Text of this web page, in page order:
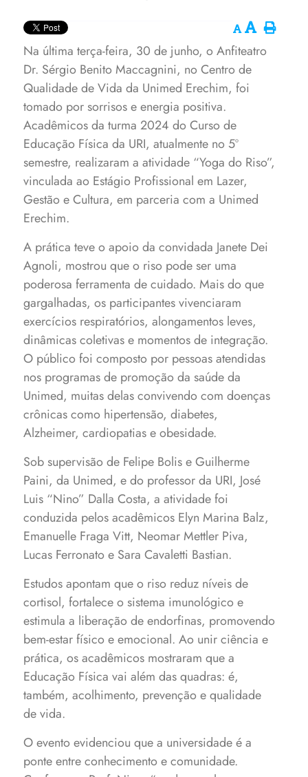
Na última terça-feira, 30 de junho, o Anfiteatro
Dr. Sérgio Benito Maccagnini, no Centro de
Qualidade de Vida da Unimed Erechim, foi
tomado por sorrisos e energia positiva.
Acadêmicos da turma 2024 do Curso de
Educação Física da URI, atualmente no 5º
semestre, realizaram a atividade “Yoga do Riso”,
vinculada ao Estágio Profissional em Lazer,
Gestão e Cultura, em parceria com a Unimed
Erechim.
A prática teve o apoio da convidada Janete Dei
Agnoli, mostrou que o riso pode ser uma
poderosa ferramenta de cuidado. Mais do que
gargalhadas, os participantes vivenciaram
exercícios respiratórios, alongamentos leves,
dinâmicas coletivas e momentos de integração.
O público foi composto por pessoas atendidas
nos programas de promoção da saúde da
Unimed, muitas delas convivendo com doenças
crônicas como hipertensão, diabetes,
Alzheimer, cardiopatias e obesidade.
Sob supervisão de Felipe Bolis e Guilherme
Paini, da Unimed, e do professor da URI, José
Luis “Nino” Dalla Costa, a atividade foi
conduzida pelos acadêmicos Elyn Marina Balz,
Emanuelle Fraga Vitt, Neomar Mettler Piva,
Lucas Ferronato e Sara Cavaletti Bastian.
Estudos apontam que o riso reduz níveis de
cortisol, fortalece o sistema imunológico e
estimula a liberação de endorfinas, promovendo
bem-estar físico e emocional. Ao unir ciência e
prática, os acadêmicos mostraram que a
Educação Física vai além das quadras: é,
também, acolhimento, prevenção e qualidade
de vida.
O evento evidenciou que a universidade é a
ponte entre conhecimento e comunidade.